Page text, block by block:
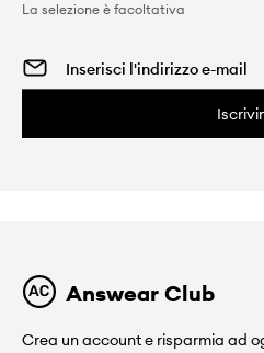
La selezione è facoltativa
Answear Club
Crea un account e risparmia ad